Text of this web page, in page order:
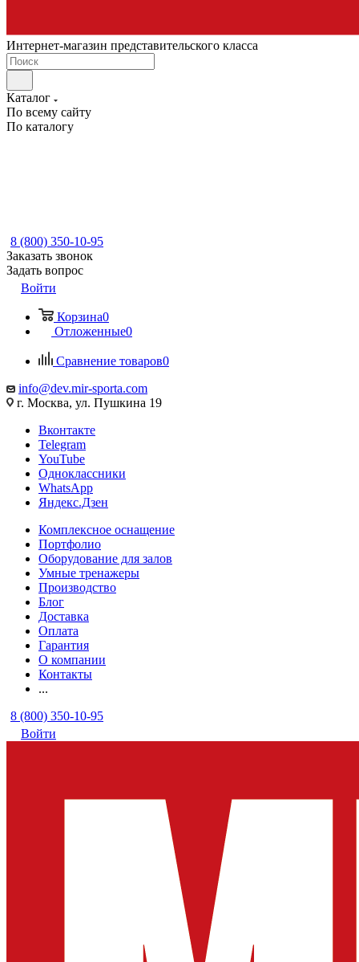
Интернет-магазин представительского класса
Каталог
По всему сайту
По каталогу
8 (800) 350-10-95
Заказать звонок
Задать вопрос
Войти
Корзина0
Отложенные0
Сравнение товаров0
info@dev.mir-sporta.com
г. Москва, ул. Пушкина 19
Вконтакте
Telegram
YouTube
Одноклассники
WhatsApp
Яндекс.Дзен
Комплексное оснащение
Портфолио
Оборудование для залов
Умные тренажеры
Производство
Блог
Доставка
Оплата
Гарантия
О компании
Контакты
...
8 (800) 350-10-95
Войти